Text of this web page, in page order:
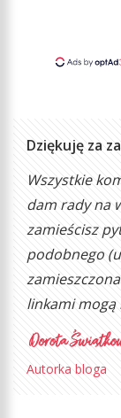
Dziękuję za
Wszystkie
dam rady na
zamieścisz
podobnego
linkami mogą
Autorka bloga